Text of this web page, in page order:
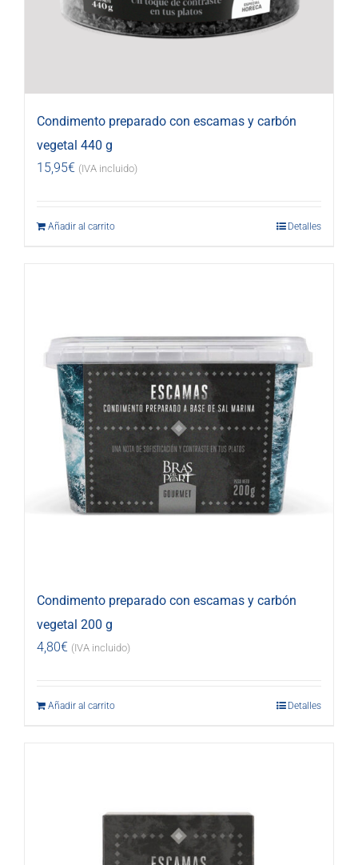
Condimento preparado con escamas y carbón
vegetal 440 g
15,95€ (IVA incluido)
Añadir al carrito Detalles
Condimento preparado con escamas y carbón
vegetal 200 g
4,80€ (IVA incluido)
Añadir al carrito Detalles